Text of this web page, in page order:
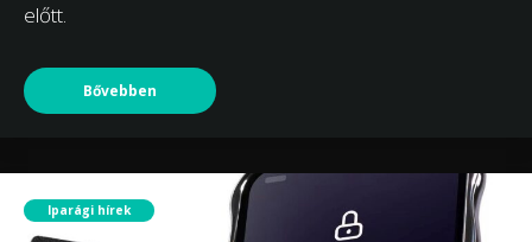
előtt.
Bővebben
Iparági hírek